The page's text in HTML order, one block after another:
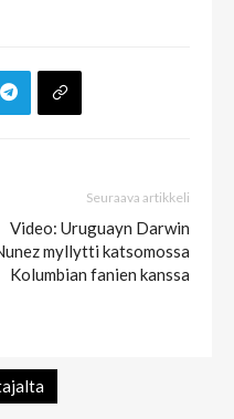
Seuraava artikkeli
Video: Uruguayn Darwin
myllytti katsomossa
Kolumbian fanien kanssa